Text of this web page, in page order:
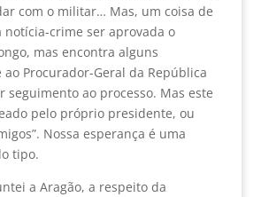
com o militar… Mas, um coisa de
notícia-crime ser aprovada o
mas encontra alguns
ao Procurador-Geral da República
seguimento ao processo. Mas este
pelo próprio presidente, ou
Nossa esperança é uma
tipo.
a Aragão, a respeito da